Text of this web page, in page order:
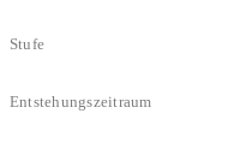
Stufe
Entstehungszeitraum